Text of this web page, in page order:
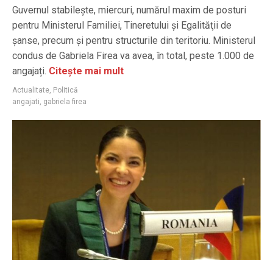
Guvernul stabilește, miercuri, numărul maxim de posturi
pentru Ministerul Familiei, Tineretului şi Egalităţii de
şanse, precum și pentru structurile din teritoriu. Ministerul
condus de Gabriela Firea va avea, în total, peste 1.000 de
angajați. Citește mai mult
Actualitate, Politică
angajati, gabriela firea